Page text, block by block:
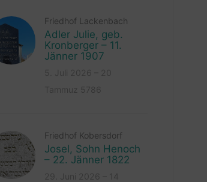
Friedhof Lackenbach
Adler Julie, geb.
Kronberger – 11.
Jänner 1907
Friedhof Kobersdorf
Josel, Sohn Henoch
– 22. Jänner 1822